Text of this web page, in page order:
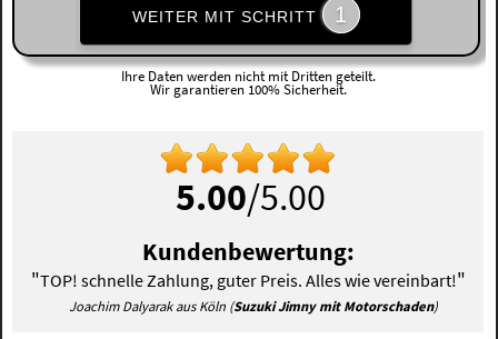
WEITER MIT SCHRITT 1
Ihre Daten werden nicht mit Dritten geteilt.
Wir garantieren 100% Sicherheit.
5.00/5.00
Kundenbewertung:
"TOP! schnelle Zahlung, guter Preis. Alles wie vereinbart!"
Joachim Dalyarak aus Köln (Suzuki Jimny mit Motorschaden)